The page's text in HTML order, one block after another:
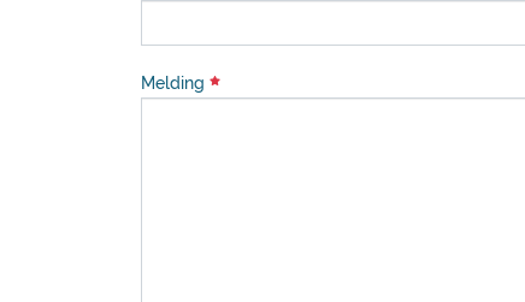
Melding